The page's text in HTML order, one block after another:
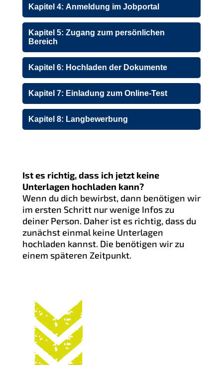
Kapitel 4: Anmeldung im Jobportal
Kapitel 5: Zugang zum persönlichen
Bereich
Kapitel 6: Hochladen der Dokumente
Kapitel 7: Einladung zum Online-Test
Kapitel 8: Langbewerbung
Ist es richtig, dass ich jetzt keine
Unterlagen hochladen kann?
Wenn du dich bewirbst, dann benötigen wir
im ersten Schritt nur wenige Infos zu
deiner Person. Daher ist es richtig, dass du
zunächst einmal keine Unterlagen
hochladen kannst. Die benötigen wir zu
einem späteren Zeitpunkt.